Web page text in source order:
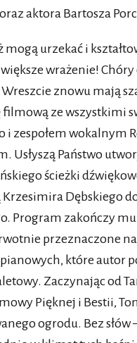
oraz aktora Bartosza
urzekać i
wrażenie! Chóry
znowu mają
ze wszystkimi
i zespołem wokalnym
Usłyszą Państwo
ścieżki
Dębskiego
Program zakończy
przeznaczone
które autor
Zaczynając od
Pięknej i Bestii,
ogrodu. Bez